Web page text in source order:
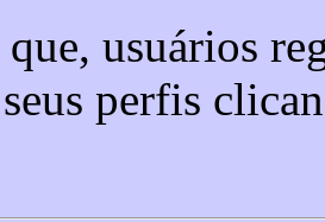
usuários
perfis